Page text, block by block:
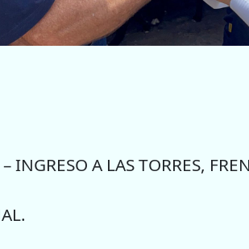
INGRESO A LAS TORRES,